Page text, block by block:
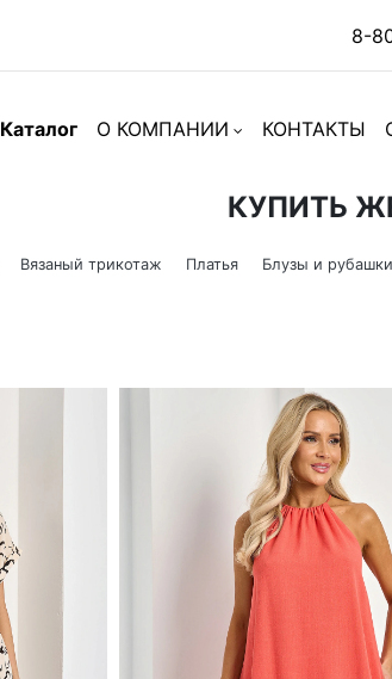
8-
Каталог О КОМПАНИИ КОНТАКТЫ
КУПИТЬ
Вязаный трикотаж Платья Блузы и рубашки